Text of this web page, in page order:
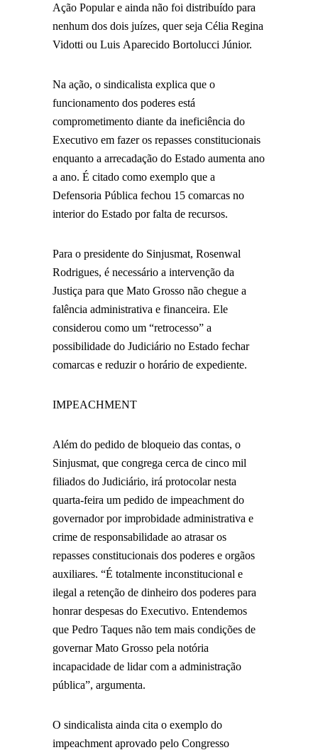
Ação Popular e ainda não foi distribuído para
nenhum dos dois juízes, quer seja Célia Regina
Vidotti ou Luis Aparecido Bortolucci Júnior.
Na ação, o sindicalista explica que o
funcionamento dos poderes está
comprometimento diante da ineficiência do
Executivo em fazer os repasses constitucionais
enquanto a arrecadação do Estado aumenta ano
a ano. É citado como exemplo que a
Defensoria Pública fechou 15 comarcas no
interior do Estado por falta de recursos.
Para o presidente do Sinjusmat, Rosenwal
Rodrigues, é necessário a intervenção da
Justiça para que Mato Grosso não chegue a
falência administrativa e financeira. Ele
considerou como um “retrocesso” a
possibilidade do Judiciário no Estado fechar
comarcas e reduzir o horário de expediente.
IMPEACHMENT
Além do pedido de bloqueio das contas, o
Sinjusmat, que congrega cerca de cinco mil
filiados do Judiciário, irá protocolar nesta
quarta-feira um pedido de impeachment do
governador por improbidade administrativa e
crime de responsabilidade ao atrasar os
repasses constitucionais dos poderes e orgãos
auxiliares. “É totalmente inconstitucional e
ilegal a retenção de dinheiro dos poderes para
honrar despesas do Executivo. Entendemos
que Pedro Taques não tem mais condições de
governar Mato Grosso pela notória
incapacidade de lidar com a administração
pública”, argumenta.
O sindicalista ainda cita o exemplo do
impeachment aprovado pelo Congresso